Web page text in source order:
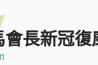
長新冠